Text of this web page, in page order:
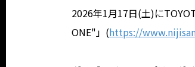
2026年1月17日(土)に
ONE"」(https://